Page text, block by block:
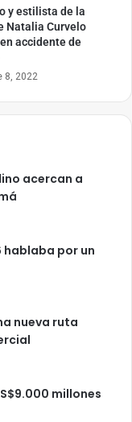
y estilista de la
Natalia Curvelo
accidente de
8, 2022
acercan a
hablaba por un
nueva ruta
millones